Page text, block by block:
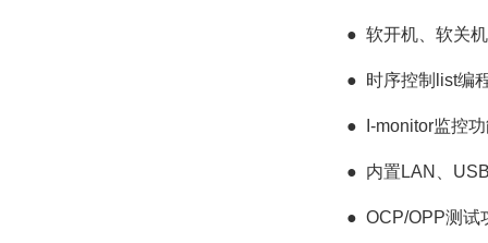
● 软开机、软关
● 时序控制list编
● I-monitor监控
● 内置LAN、
● OCP/OPP测试